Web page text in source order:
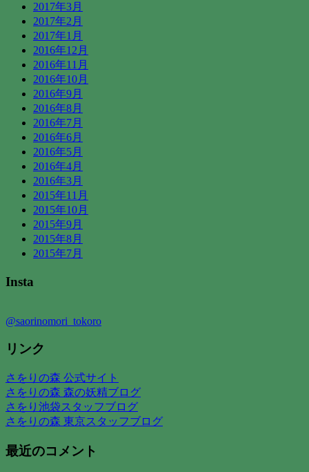
2017年3月
2017年2月
2017年1月
2016年12月
2016年11月
2016年10月
2016年9月
2016年8月
2016年7月
2016年6月
2016年5月
2016年4月
2016年3月
2015年11月
2015年10月
2015年9月
2015年8月
2015年7月
Insta
@saorinomori_tokoro
リンク
さをりの森 公式サイト
さをりの森 森の妖精ブログ
さをり池袋スタッフブログ
さをりの森 東京スタッフブログ
最近のコメント